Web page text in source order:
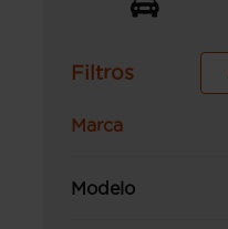
Filtros
Marca
Modelo